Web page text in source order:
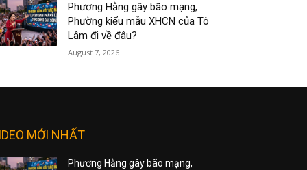
Phương Hằng gây bão mạng,
Phường kiểu mẫu XHCN của Tô
Lâm đi về đâu?
August 7, 2026
MỚI NHẤT
Phương Hằng gây bão mạng,